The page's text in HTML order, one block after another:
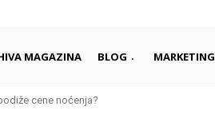
MAGAZINA BLOG MARKETING
cene noćenja?
u regionu